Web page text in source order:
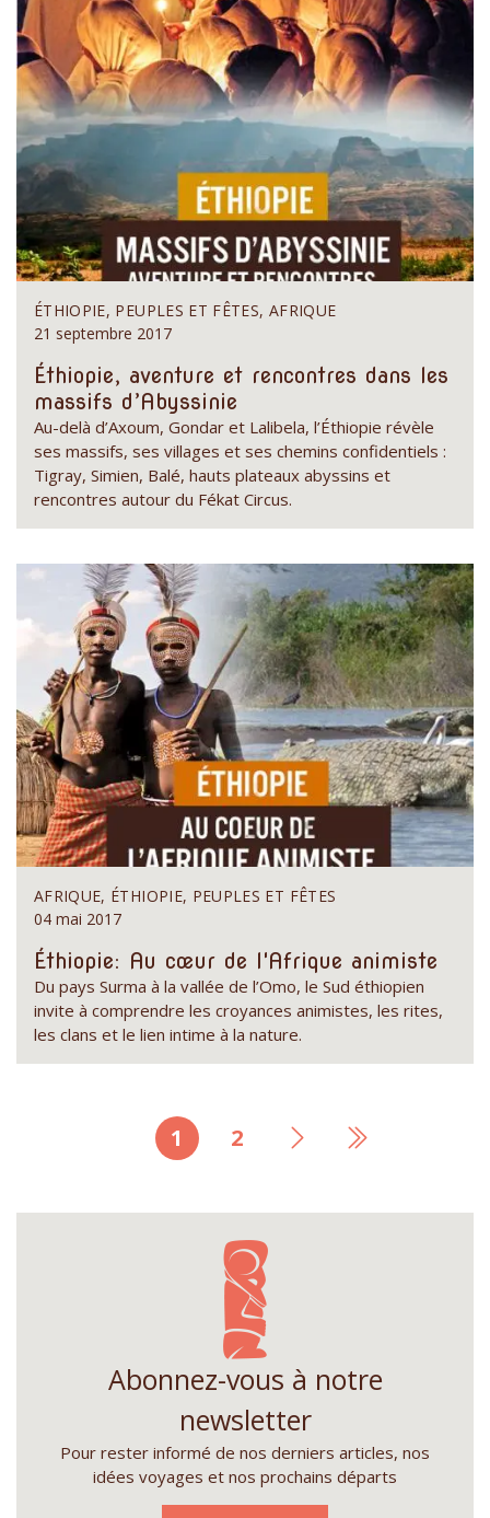
ÉTHIOPIE, PEUPLES ET FÊTES, AFRIQUE
21 septembre 2017
Éthiopie, aventure et rencontres dans les
massifs d’Abyssinie
Au-delà d’Axoum, Gondar et Lalibela, l’Éthiopie révèle
ses massifs, ses villages et ses chemins confidentiels :
Tigray, Simien, Balé, hauts plateaux abyssins et
rencontres autour du Fékat Circus.
AFRIQUE, ÉTHIOPIE, PEUPLES ET FÊTES
04 mai 2017
Éthiopie: Au cœur de l'Afrique animiste
Du pays Surma à la vallée de l’Omo, le Sud éthiopien
invite à comprendre les croyances animistes, les rites,
les clans et le lien intime à la nature.
Page
1 Page
2
Page
Dernière
Abonnez-vous à notre
newsletter
Pour rester informé de nos derniers articles, nos
idées voyages et nos prochains départs